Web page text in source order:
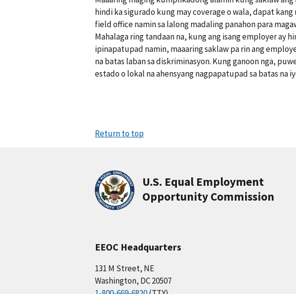
hindi ka sigurado kung may coverage o wala, dapat kang
field office namin sa lalong madaling panahon para
Mahalaga ring tandaan na, kung ang isang employer ay
ipinapatupad namin, maaaring saklaw pa rin ang
na batas laban sa diskriminasyon. Kung ganoon nga,
estado o lokal na ahensyang nagpapatupad sa batas na
Return to top
U.S. Equal Employment
Opportunity Commission
EEOC Headquarters
131 M Street, NE
Washington, DC 20507